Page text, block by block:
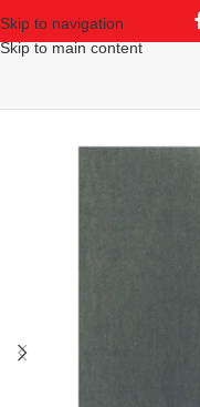
Skip to navigation
Skip to main content